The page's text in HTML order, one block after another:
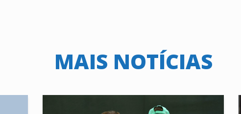
MAIS NOTÍCIAS